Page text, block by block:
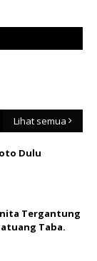
Lihat semua
Dulu
Tergantung
Taba.